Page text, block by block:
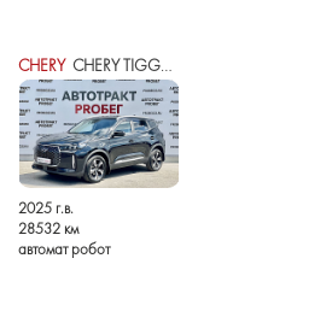
CHERY CHERY TIGGO 4 I РЕСТАЙЛИНГ 2
2025 г.в.
28532 км
автомат робот